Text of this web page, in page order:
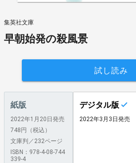
集英社文庫
早朝始発の殺風景
試し読み
紙版
2022年1月20日発売
748円（税込）
文庫判／232ページ
ISBN：978-4-08-744
339-4
デジタル版
2022年3月3日発売